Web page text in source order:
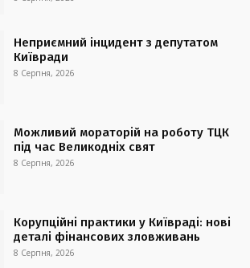
Неприємний інцидент з депутатом
Київради
8 Серпня, 2026
Можливий мораторій на роботу ТЦК
під час Великодніх свят
8 Серпня, 2026
Корупційні практики у Київраді: нові
деталі фінансових зловживань
8 Серпня, 2026